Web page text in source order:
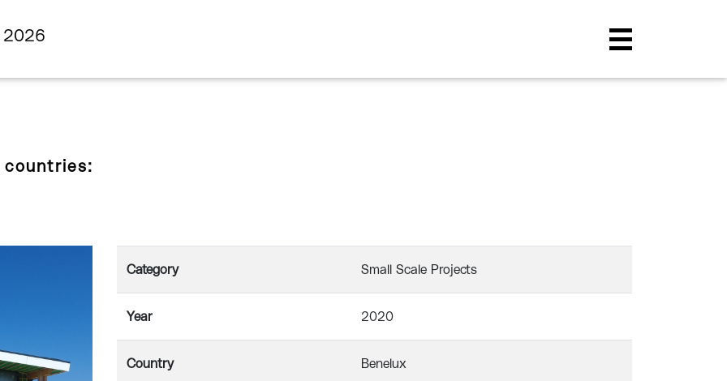
2026
Category Small Scale Projects
Year 2020
Country Benelux